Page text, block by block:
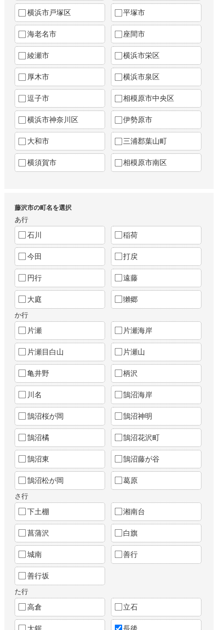
横浜市戸塚区 平塚市
海老名市 座間市
綾瀬市 横浜市栄区
厚木市 横浜市泉区
逗子市 相模原市中央区
横浜市神奈川区 伊勢原市
大和市 三浦郡葉山町
横須賀市 相模原市南区
藤沢市の町名を選択
あ行
石川 稲荷
今田 打戻
円行 遠藤
大庭 獺郷
か行
片瀬 片瀬海岸
片瀬目白山 片瀬山
亀井野 柄沢
川名 鵠沼海岸
鵠沼桜が岡 鵠沼神明
鵠沼橘 鵠沼花沢町
鵠沼東 鵠沼藤が谷
鵠沼松が岡 葛原
さ行
下土棚 湘南台
菖蒲沢 白旗
城南 善行
善行坂
た行
高倉 立石
大鋸 長後